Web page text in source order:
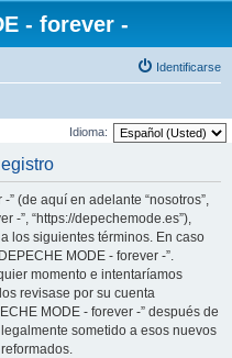
- forever -
Identificarse
Idioma:
” (de aquí en adelante “nosotros”,
-”, “https://depechemode.es”),
los siguientes términos. En caso
MODE - forever -”.
momento e intentaríamos
revisase por su cuenta
MODE - forever -” después de
sometido a esos nuevos